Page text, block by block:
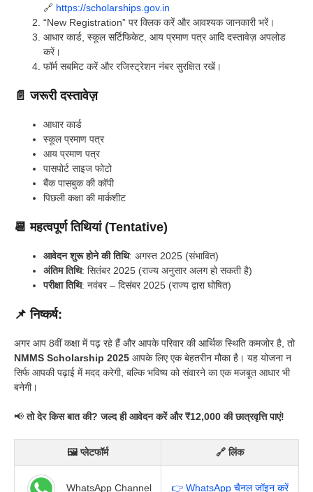
🔗 https://scholarships.gov.in
“New Registration” पर क्लिक करें और आवश्यक जानकारी भरें।
आधार कार्ड, स्कूल सर्टिफिकेट, आय प्रमाण पत्र आदि दस्तावेज़ अपलोड
करें।
फॉर्म सबमिट करें और रजिस्ट्रेशन नंबर सुरक्षित रखें।
📄 जरूरी दस्तावेज़
आधार कार्ड
स्कूल प्रमाण पत्र
आय प्रमाण पत्र
पासपोर्ट साइज फोटो
बैंक पासबुक की कॉपी
पिछली कक्षा की मार्कशीट
📆 महत्वपूर्ण तिथियां (Tentative)
आवेदन शुरू होने की तिथि: अगस्त 2025 (संभावित)
अंतिम तिथि: सितंबर 2025 (राज्य अनुसार अलग हो सकती है)
परीक्षा तिथि: नवंबर – दिसंबर 2025 (राज्य द्वारा घोषित)
📌 निष्कर्ष:
अगर आप 8वीं कक्षा में पढ़ रहे हैं और आपके परिवार की आर्थिक स्थिति कमजोर है, तो
NMMS Scholarship 2025 आपके लिए एक बेहतरीन मौका है। यह योजना न
सिर्फ आपकी पढ़ाई में मदद करेगी, बल्कि भविष्य को संवारने का एक मजबूत आधार भी
बनेगी।
📢तो देर किस बात की? जल्द ही आवेदन करें और ₹12,000 की छात्रवृत्ति पाएं!
🖼 प्लेटफॉर्म 🔗 लिंक
WhatsApp Channel 👉 WhatsApp चैनल जॉइन करें